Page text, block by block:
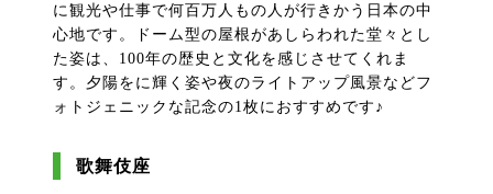
に観光や仕事で何百万人もの人が行きかう日本の中
心地です。ドーム型の屋根があしらわれた堂々とし
た姿は、100年の歴史と文化を感じさせてくれま
す。夕陽をに輝く姿や夜のライトアップ風景などフ
ォトジェニックな記念の1枚におすすめです♪
歌舞伎座